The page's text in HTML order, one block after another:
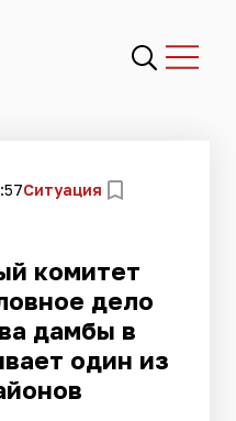
Ситуация
комитет
дело
дамбы в
один из